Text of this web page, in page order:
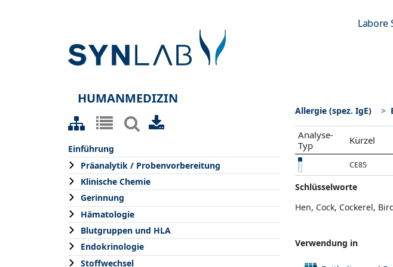
Labore
HUMANMEDIZIN
Einführung
Präanalytik / Probenvorbereitung
Klinische Chemie
Gerinnung
Hämatologie
Blutgruppen und HLA
Endokrinologie
Stoffwechsel
Allergie (spez. IgE)
Analyse-
Typ
Kürzel
CE85
Schlüsselworte
Hen, Cock, Cockerel,
Verwendung in